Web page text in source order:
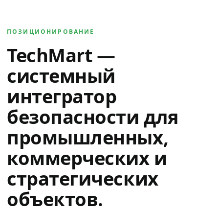
ПОЗИЦИОНИРОВАНИЕ
TechMart —
системный
интегратор
безопасности для
промышленных,
коммерческих и
стратегических
объектов.